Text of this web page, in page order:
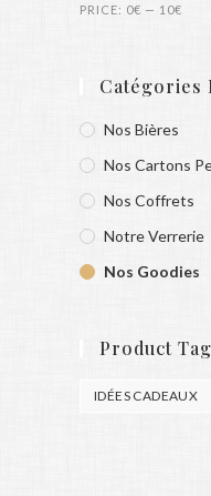
PRICE: 0€ — 10€
Catégories
Nos Bières
Nos Cartons
Nos Coffrets
Notre Verrerie
Nos Goodies
Product
IDÉES CADEAUX